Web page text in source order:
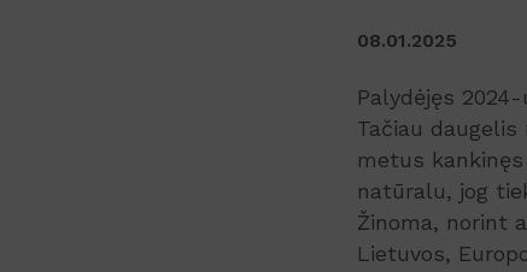
08.01.2025
Palydėjęs
Tačiau
metus
natūralu, jog
Žinoma, norint
Lietuvos,